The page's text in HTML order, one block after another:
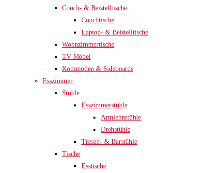
Couch- & Beistelltische
Couchtische
Laptop- & Beistelltische
Wohnzimmertische
TV Möbel
Kommoden & Sideboards
Esszimmer
Stühle
Esszimmerstühle
Armlehnstühle
Drehstühle
Tresen- & Barstühle
Tische
Esstische